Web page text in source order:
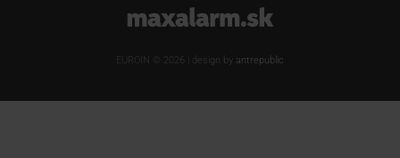
www.maxalarm.sk
EUROIN © 2026 | design by antrepublic